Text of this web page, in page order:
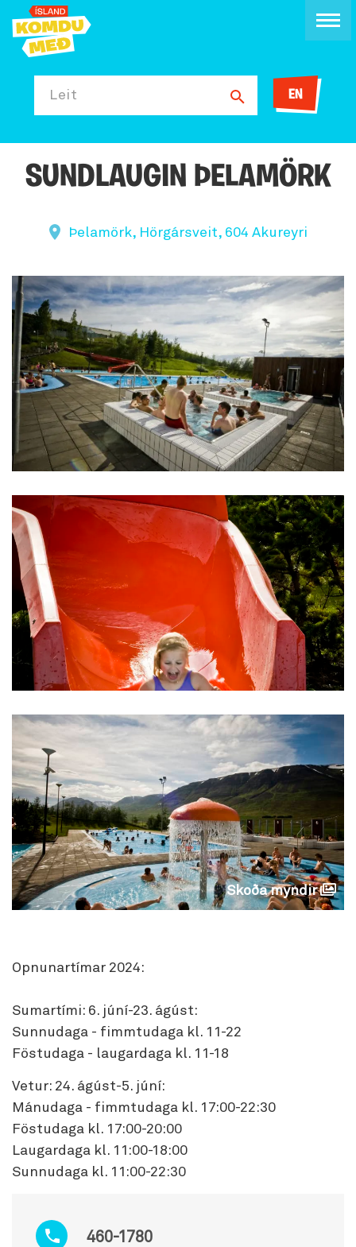
Leit EN
SUNDLAUGIN ÞELAMÖRK
Þelamörk, Hörgársveit, 604 Akureyri
Skoða myndir
460-1780
Opnunartímar 2024:
Sumartími: 6. júní-23. ágúst:
Sunnudaga - fimmtudaga kl. 11-22
Föstudaga - laugardaga kl. 11-18
Vetur: 24. ágúst-5. júní:
Mánudaga - fimmtudaga kl. 17:00-22:30
Föstudaga kl. 17:00-20:00
Laugardaga kl. 11:00-18:00
Sunnudaga kl. 11:00-22:30